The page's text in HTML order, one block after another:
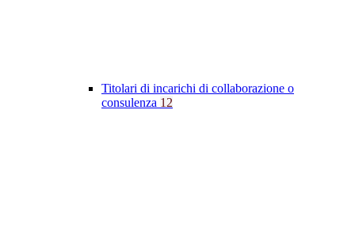
Titolari di incarichi di collaborazione o
consulenza 12